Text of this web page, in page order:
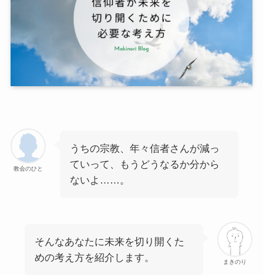
教会のひと
うちの宗教、年々信者さんが減っ
ていって、もうどうなるか分から
ないよ……。
まきのり
そんなあなたに未来を切り開くた
めの考え方を紹介します。